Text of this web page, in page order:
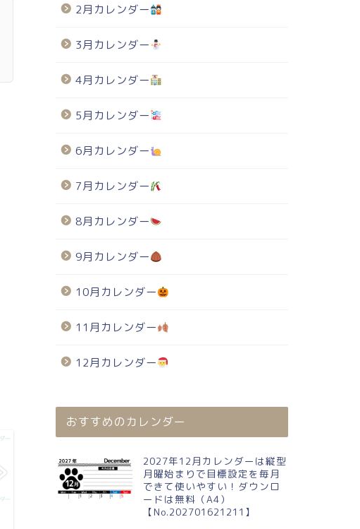
2月カレンダー
3月カレンダー
4月カレンダー
5月カレンダー
6月カレンダー
7月カレンダー
8月カレンダー
9月カレンダー
10月カレンダー
11月カレンダー
12月カレンダー
おすすめのカレンダー
2027年12月カレンダーは縦型
月曜始まりで目標設定を毎月
できて使いやすい！ダウンロ
ードは無料（A4）
【No.202701621211】